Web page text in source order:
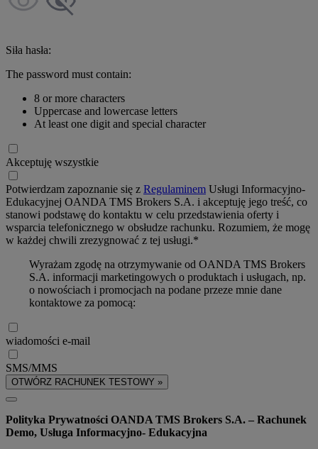
Siła hasła:
The password must contain:
8 or more characters
Uppercase and lowercase letters
At least one digit and special character
Akceptuję wszystkie
Potwierdzam zapoznanie się z Regulaminem Usługi Informacyjno-
Edukacyjnej OANDA TMS Brokers S.A. i akceptuję jego treść, co
stanowi podstawę do kontaktu w celu przedstawienia oferty i
wsparcia telefonicznego w obsłudze rachunku. Rozumiem, że mogę
w każdej chwili zrezygnować z tej usługi.*
Wyrażam zgodę na otrzymywanie od OANDA TMS Brokers
S.A. informacji marketingowych o produktach i usługach, np.
o nowościach i promocjach na podane przeze mnie dane
kontaktowe za pomocą:
wiadomości e-mail
SMS/MMS
OTWÓRZ RACHUNEK TESTOWY »
Polityka Prywatności OANDA TMS Brokers S.A. – Rachunek
Demo, Usługa Informacyjno- Edukacyjna